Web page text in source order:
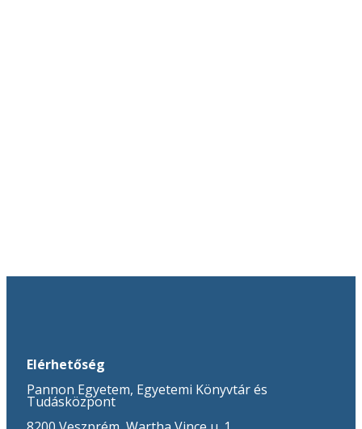
Elérhetőség
Pannon Egyetem, Egyetemi Könyvtár és
Tudásközpont